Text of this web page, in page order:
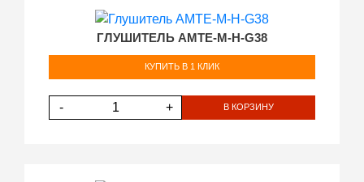
ГЛУШИТЕЛЬ AMTE-M-H-G38
КУПИТЬ В 1 КЛИК
- + В КОРЗИНУ